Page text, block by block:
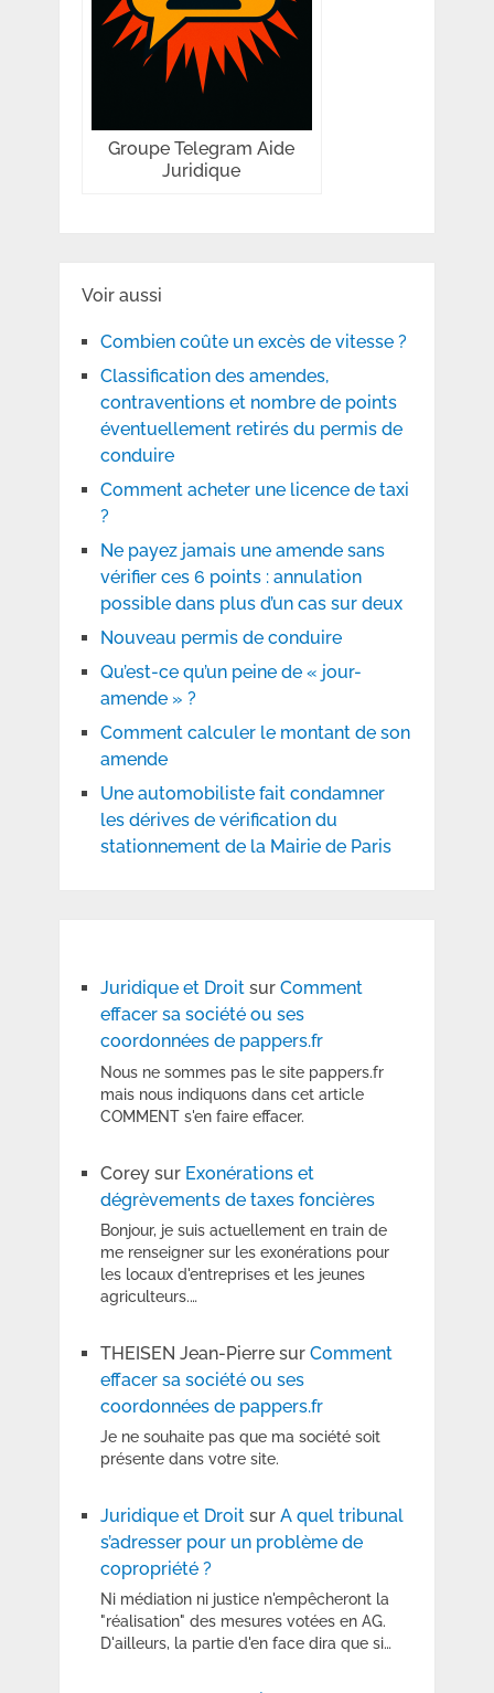
Groupe Telegram Aide
Juridique
Voir aussi
Combien coûte un excès de vitesse ?
Classification des amendes,
contraventions et nombre de points
éventuellement retirés du permis de
conduire
Comment acheter une licence de taxi
?
Ne payez jamais une amende sans
vérifier ces 6 points : annulation
possible dans plus d’un cas sur deux
Nouveau permis de conduire
Qu’est-ce qu’un peine de « jour-
amende » ?
Comment calculer le montant de son
amende
Une automobiliste fait condamner
les dérives de vérification du
stationnement de la Mairie de Paris
Juridique et Droitsur Comment
effacer sa société ou ses
coordonnées de pappers.fr
Nous ne sommes pas le site pappers.fr
mais nous indiquons dans cet article
COMMENT s'en faire effacer.
Coreysur Exonérations et
dégrèvements de taxes foncières
Bonjour, je suis actuellement en train de
me renseigner sur les exonérations pour
les locaux d'entreprises et les jeunes
agriculteurs.…
THEISEN Jean-Pierresur Comment
effacer sa société ou ses
coordonnées de pappers.fr
Je ne souhaite pas que ma société soit
présente dans votre site.
Juridique et Droitsur A quel tribunal
s’adresser pour un problème de
copropriété ?
Ni médiation ni justice n'empêcheront la
"réalisation" des mesures votées en AG.
D'ailleurs, la partie d'en face dira que si…